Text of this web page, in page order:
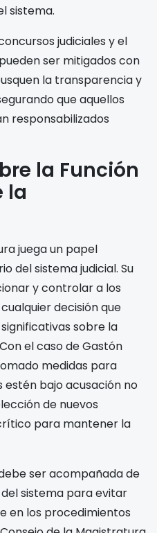
sistema.
judiciales y el
ser mitigados con
la transparencia y
que aquellos
responsabilizados
la Función
la
juega un papel
del sistema judicial. Su
y controlar a los
decisión que
sobre la
el caso de Gastón
medidas para
estén bajo acusación no
de nuevos
para mantener la
ser acompañada de
sistema para evitar
en los procedimientos